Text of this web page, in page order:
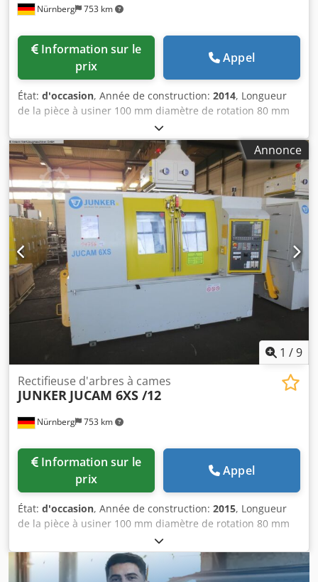
Nürnberg 753 km
prix
Appel
État: d'occasion, Année de construction: 2014, Longueur
de la pièce à usiner 100 mm diamètre de rotation 80 mm
Nombre de broches 2 Dcedpoyycwfjfx Ag Hek Commande
FANUC 31i-B5 Poids de la pièce à usiner 2,00 kg Hauteur
de la pointe 170 mm Diamètre de la meule 100 mm
Alésage de la meule 32 Largeur de la meule max. 20
Vitesse périphérique max. 125 m/sec. Passage de la
lunette 45 - 60 mm Puissance totale requise 75,00 kW
Poids de la machine env. 25,00 t Espace nécessaire env.
5,00 x 3,50 x H3,50 m Rectifieuse de cames pour pièces de
cames. Avec commande FANUC 31i-B5-rectification
cylindrique ; portique de chargement ; Installation de
déchargement CO2 ; pour meule CBN ; contre-poupée ;
lunette ; Dresseur de roue diamantée pour meule monté
sur la broche de dressage ; Variante de poupée porte-
meule 12 (deux broches de rectification déplaçables
séparément)
Annonce
1 /9
Nürnberg 753 km
Rectifieuse d'arbres à cames
JUNKER JUCAM 6XS /12
prix
Appel
État: d'occasion, Année de construction: 2015, Longueur
de la pièce à usiner 100 mm diamètre de rotation 80 mm
Nombre de broches 2 Commande FANUC 31i-B5 Poids de
la pièce à usiner 2,00 kg Hauteur de la pointe 170 mm
Diamètre de la meule 100 mm Alésage de la meule 32